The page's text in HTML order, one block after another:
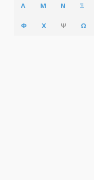
Λ Μ Ν Ξ
Φ Χ Ψ Ω